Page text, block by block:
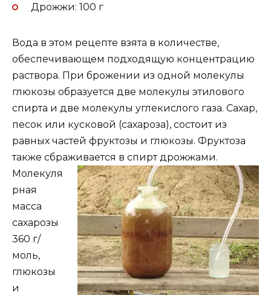
Дрожжи: 100 г
Вода в этом рецепте взята в количестве,
обеспечивающем подходящую концентрацию
раствора. При брожении из одной молекулы
глюкозы образуется две молекулы этилового
спирта и две молекулы углекислого газа. Сахар,
песок или кусковой (сахароза), состоит из
равных частей фруктозы и глюкозы. Фруктоза
также сбраживается в спирт дрожжами.
Молекуля
рная
масса
сахарозы
360 г/
моль,
глюкозы
и